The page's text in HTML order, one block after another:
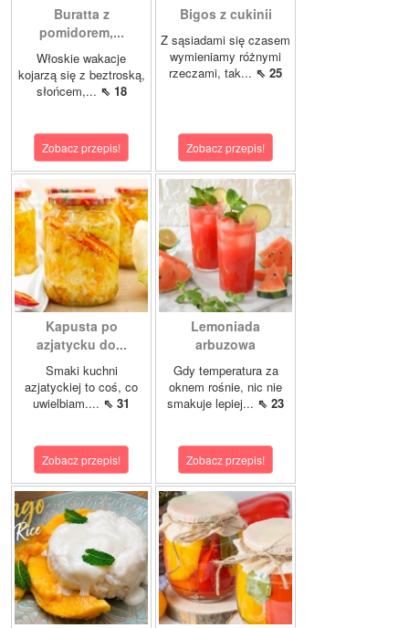
Buratta z
pomidorem,...
Włoskie wakacje
kojarzą się z beztroską,
słońcem,... ⇖ 18
Zobacz przepis!
Bigos z cukinii
Z sąsiadami się czasem
wymieniamy różnymi
rzeczami, tak... ⇖ 25
Zobacz przepis!
Kapusta po
azjatycku do...
Smaki kuchni
azjatyckiej to coś, co
uwielbiam.... ⇖ 31
Zobacz przepis!
Lemoniada
arbuzowa
Gdy temperatura za
oknem rośnie, nic nie
smakuje lepiej... ⇖ 23
Zobacz przepis!